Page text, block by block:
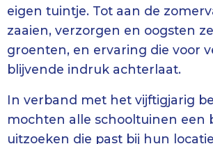
eigen tuintje. Tot aan de
zaaien, verzorgen en oogsten
groenten, en ervaring die voor
blijvende indruk achterlaat.
In verband met het vijftigjarig
mochten alle schooltuinen een
uitzoeken die past bij hun